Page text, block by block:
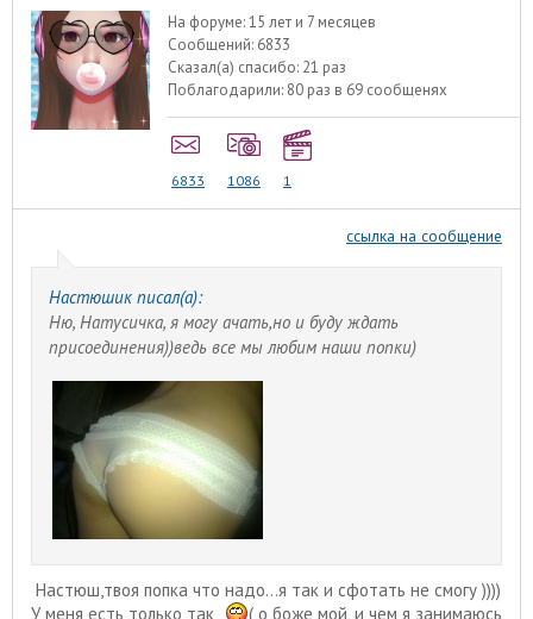
На форуме:15 лет и 7 месяцев
Сообщений: 6833
Сказал(а) спасибо: 21 раз
Поблагодарили: 80 раз в 69 сообщенях
6833 1086 1
ссылка на сообщение
Настюшик писал(а):
Ню, Натусичка, я могу ачать,но и буду ждать
присоединения))ведь все мы любим наши попки)
Настюш,твоя попка что надо...я так и сфотать не смогу ))))
У меня есть только так
( о боже мой, и чем я занимаюсь